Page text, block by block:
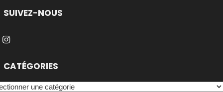
SUIVEZ-NOUS
CATÉGORIES